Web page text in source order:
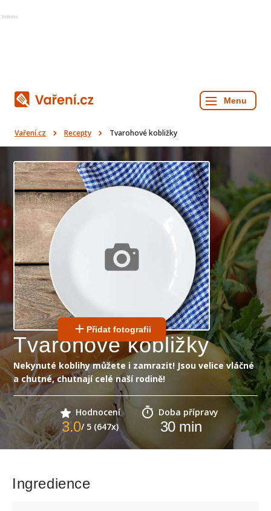
Reklama
Vaření.cz Recepty Tvarohové kobližky
Přidat fotografii
Tvarohové kobližky
Nekynuté koblihy můžete i zamrazit! Jsou velice vláčné
a chutné, chutnají celé naší rodině!
Hodnocení
3.0/ 5 (647x)
Doba přípravy
30min
Ingredience